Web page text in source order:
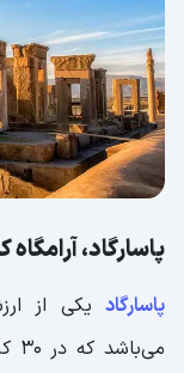
پاسارگاد،
پاسارگاد یکی از
می‌باشد که در 30 کیلومتری شیراز واقع شده است. پاسارگاد